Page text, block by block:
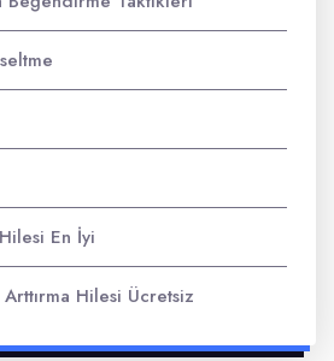
En İyi
Hilesi Ücretsiz